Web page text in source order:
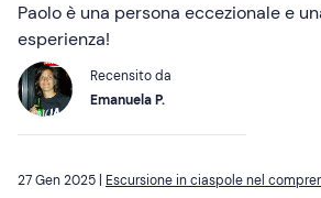
Paolo è una persona eccezionale e
esperienza!
Recensito da
Emanuela P.
27 Gen 2025 | Escursione in ciaspole nel